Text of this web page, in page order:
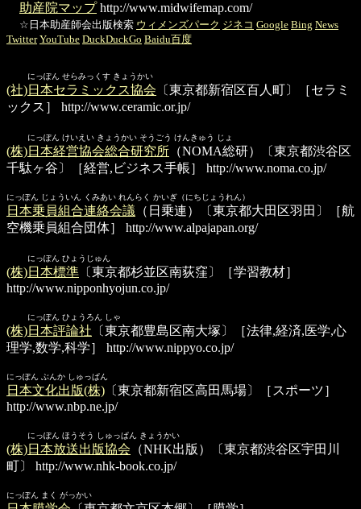
助産院マップhttp://www.midwifemap.com/
☆日本助産師会出版検索 ウィメンズパーク ジネコ Google Bing News
Twitter YouTube DuckDuckGo Baidu百度
にっぽん せらみっくす きょうかい
(社)日本セラミックス協会 〔東京都新宿区百人町〕［セラミ
ックス］
http://www.ceramic.or.jp/
にっぽん けいえい きょうかい そうごう けんきゅう じょ
(株)日本経営協会総合研究所 （NOMA総研）〔東京都渋谷区
千駄ヶ谷〕［経営,ビジネス手帳］
http://www.noma.co.jp/
にっぽん じょういん くみあい れんらく かいぎ（にちじょうれん）
日本乗員組合連絡会議 （日乗連）〔東京都大田区羽田〕［航
空機乗員組合団体］
http://www.alpajapan.org/
にっぽん ひょうじゅん
(株)日本標準 〔東京都杉並区南荻窪〕［学習教材］
http://www.nipponhyojun.co.jp/
にっぽん ひょうろん しゃ
(株)日本評論社 〔東京都豊島区南大塚〕［法律,経済,医学,心
理学,数学,科学］
http://www.nippyo.co.jp/
にっぽん ぶんか しゅっぱん
日本文化出版(株) 〔東京都新宿区高田馬場〕［スポーツ］
http://www.nbp.ne.jp/
にっぽん ほうそう しゅっぱん きょうかい
(株)日本放送出版協会 （NHK出版）〔東京都渋谷区宇田川
町〕
http://www.nhk-book.co.jp/
にっぽん まく がっかい